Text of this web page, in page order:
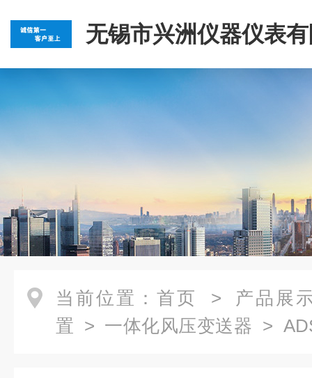
无锡市兴洲仪器仪表
当前位置： 首页 > 产品展
置 > 一体化风压变送器 >